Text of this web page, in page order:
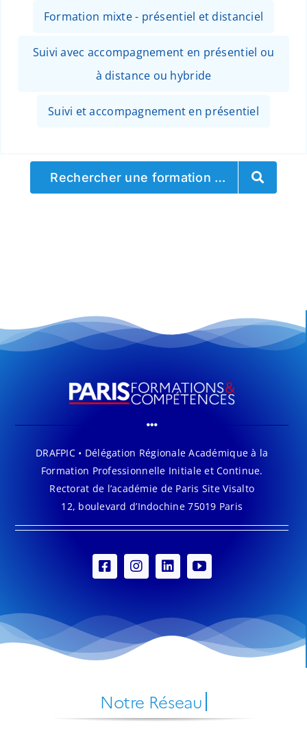
Formation mixte - présentiel et distanciel
Suivi avec accompagnement en présentiel ou
à distance ou hybride
Suivi et accompagnement en présentiel
Rechercher une formation …
DRAFPIC • Délégation Régionale Académique à la
Formation Professionnelle Initiale et Continue.
Rectorat de l’académie de Paris Site Visalto
12, boulevard d’Indochine 75019 Paris